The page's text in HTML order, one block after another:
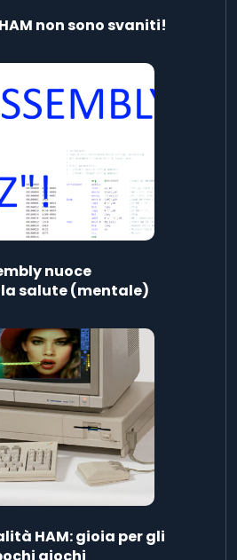
non sono svaniti!
nuoce
salute (mentale)
HAM: gioia per gli
giochi